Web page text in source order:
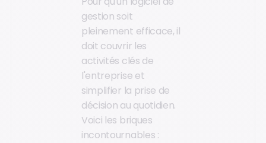
gestion soit
pleinement efficace, il
doit couvrir les
activités clés de
l'entreprise et
simplifier la prise de
décision au quotidien.
Voici les briques
incontournables :